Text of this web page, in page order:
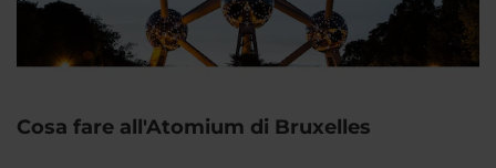
Cosa fare all'Atomium di Bruxelles